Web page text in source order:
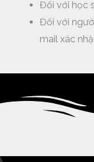
Đối với học
Đối với
mail xác